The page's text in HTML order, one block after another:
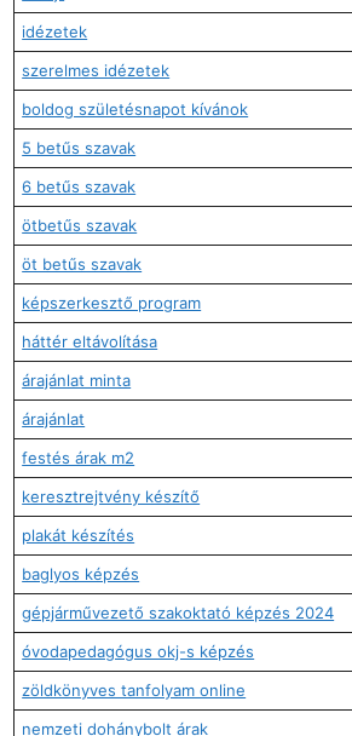
idézetek
szerelmes idézetek
boldog születésnapot kívánok
5 betűs szavak
6 betűs szavak
ötbetűs szavak
öt betűs szavak
képszerkesztő program
háttér eltávolítása
árajánlat minta
árajánlat
festés árak m2
keresztrejtvény készítő
plakát készítés
baglyos képzés
gépjárművezető szakoktató képzés 2024
óvodapedagógus okj-s képzés
zöldkönyves tanfolyam online
nemzeti dohánybolt árak